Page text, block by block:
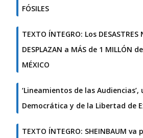
FÓSILES
TEXTO ÍNTEGRO: Los DESASTRES
DESPLAZAN a MÁS de 1 MILLÓN
MÉXICO
‘Lineamientos de las Audiencias’,
Democrática y de la Libertad de
TEXTO ÍNTEGRO: SHEINBAUM va